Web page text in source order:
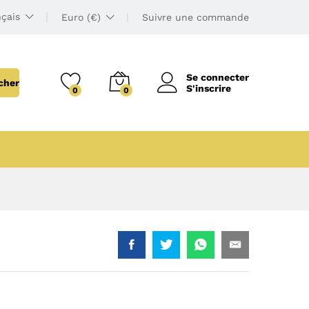
Euro (€) Suivre une commande
0 0
Se connecter
S'inscrire